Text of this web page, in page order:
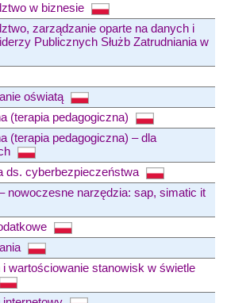
w biznesie
zarządzanie oparte na danych i
Publicznych Służb Zatrudniania w
oświatą
(terapia pedagogiczna)
(terapia pedagogiczna) – dla
ds. cyberbezpieczeństwa
nowoczesne narzędzia: sap, simatic it
wartościowanie stanowisk w świetle